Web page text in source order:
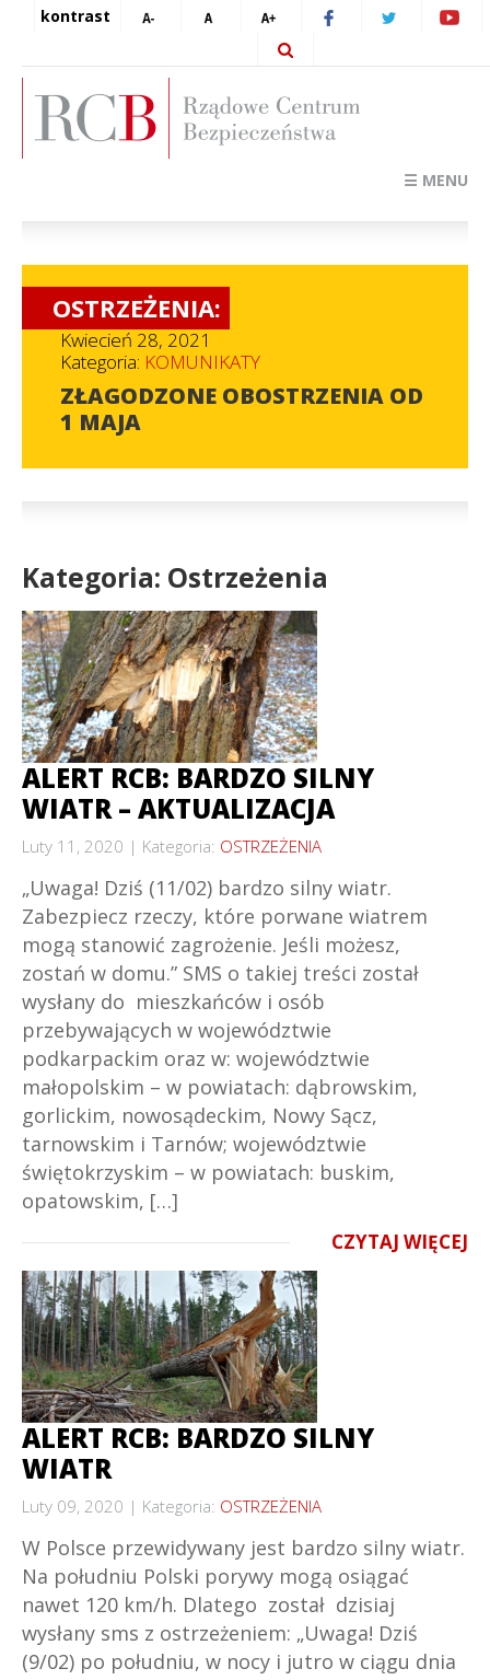
kontrast
☰ MENU
OSTRZEŻENIA:
Kwiecień 28, 2021
Kategoria: KOMUNIKATY
ZŁAGODZONE OBOSTRZENIA OD
1 MAJA
Kategoria: Ostrzeżenia
ALERT RCB: BARDZO SILNY
WIATR – AKTUALIZACJA
Luty 11, 2020 Kategoria: OSTRZEŻENIA
„Uwaga! Dziś (11/02) bardzo silny wiatr.
Zabezpiecz rzeczy, które porwane wiatrem
mogą stanowić zagrożenie. Jeśli możesz,
zostań w domu.” SMS o takiej treści został
wysłany do mieszkańców i osób
przebywających w województwie
podkarpackim oraz w: województwie
małopolskim – w powiatach: dąbrowskim,
gorlickim, nowosądeckim, Nowy Sącz,
tarnowskim i Tarnów; województwie
świętokrzyskim – w powiatach: buskim,
opatowskim, […]
CZYTAJ WIĘCEJ
ALERT RCB: BARDZO SILNY
WIATR
Luty 09, 2020 Kategoria: OSTRZEŻENIA
W Polsce przewidywany jest bardzo silny wiatr.
Na południu Polski porywy mogą osiągać
nawet 120 km/h. Dlatego został dzisiaj
wysłany sms z ostrzeżeniem: „Uwaga! Dziś
(9/02) po południu, w nocy i jutro w ciągu dnia